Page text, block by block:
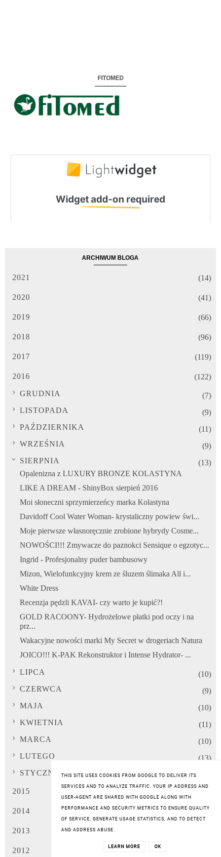
FITOMED
ARCHIWUM BLOGA
2021 (14)
2020 (41)
2019 (66)
2018 (96)
2017 (119)
2016
(122)
GRUDNIA
(7)
LISTOPADA
(9)
PAŹDZIERNIKA
(11)
WRZEŚNIA
(9)
SIERPNIA
(13)
Opalenizna z LUXURY BRONZE KOLASTYNA
LIKE A DREAM - ShinyBox sierpień 2016
Moi słoneczni sprzymierzeńcy marka Kolastyna
Davidoff Cool Water Woman- krystaliczny powiew świ...
Moje pierwsze własnoręcznie zrobione hybrydy Cosme...
NOWOŚCI!!! Zmywacze do paznokci Sensique o egzotyc...
Ingrid - Profesjonalny puder bambusowy
Mizon, Wielofunkcyjny krem ze śluzem ślimaka All i...
White Dress
Recenzja pędzli KAVAI- czy warto je kupić?!
GOLD RACOONY- Hydrożelowe płatki pod oczy i na
prz...
Wakacyjne nowości marki My Secret w drogeriach Natura
JOICO!!! K-PAK Rekonstruktor i Intense Hydrator- ...
LIPCA
(10)
CZERWCA
(9)
MAJA
(10)
KWIETNIA
(11)
MARCA
(10)
LUTEGO
(13)
STYCZNIA
2015
2014 (160)
2013
2012
THIS SITE USES COOKIES FROM GOOGLE TO DELIVER ITS
SERVICES AND TO ANALYZE TRAFFIC. YOUR IP ADDRESS AND
USER-AGENT ARE SHARED WITH GOOGLE ALONG WITH
PERFORMANCE AND SECURITY METRICS TO ENSURE QUALITY
OF SERVICE, GENERATE USAGE STATISTICS, AND TO DETECT
AND ADDRESS ABUSE.
LEARN MORE OK